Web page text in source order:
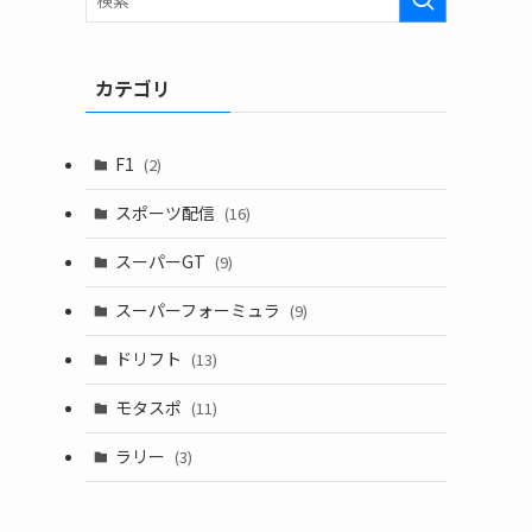
カテゴリ
F1 (2)
スポーツ配信 (16)
スーパーGT (9)
スーパーフォーミュラ (9)
ドリフト (13)
モタスポ (11)
ラリー (3)